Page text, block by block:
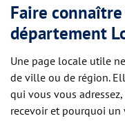
Faire
département
Une page locale utile
de ville ou de région.
qui vous vous
recevoir et pourquoi